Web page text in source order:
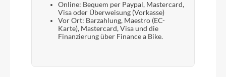
Online: Bequem per Paypal, Mastercard,
Visa oder Überweisung (Vorkasse)
Vor Ort: Barzahlung, Maestro (EC-
Karte), Mastercard, Visa und die
Finanzierung über Finance a Bike.